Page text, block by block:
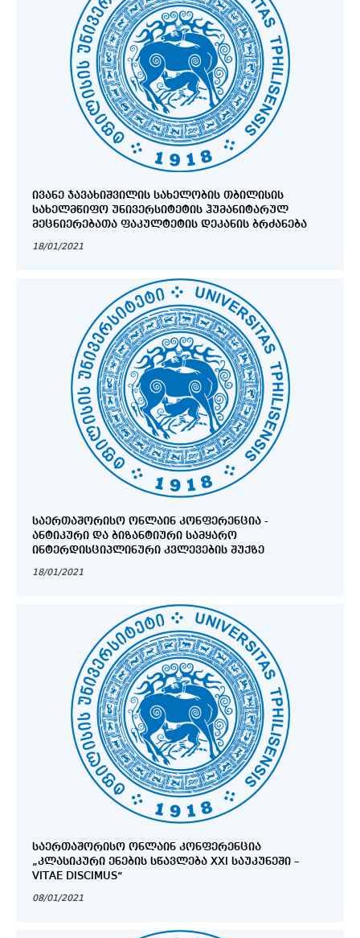
ᲘᲕᲐᲜᲔ ᲯᲐᲕᲐᲮᲘᲨᲕᲘᲚᲘᲡ ᲡᲐᲮᲔᲚᲝᲑᲘᲡ ᲗᲑᲘᲚᲘᲡᲘᲡ
ᲡᲐᲮᲔᲚᲛᲬᲘᲤᲝ ᲣᲜᲘᲕᲔᲠᲡᲘᲢᲔᲢᲘᲡ ᲰᲣᲛᲐᲜᲘᲢᲐᲠᲣᲚ
ᲛᲔᲪᲜᲘᲔᲠᲔᲑᲐᲗᲐ ᲤᲐᲙᲣᲚᲢᲔᲢᲘᲡ ᲓᲔᲙᲐᲜᲘᲡ ᲑᲠᲫᲐᲜᲔᲑᲐ
18/01/2021
ᲡᲐᲔᲠᲗᲐᲨᲝᲠᲘᲡᲝ ᲝᲜᲚᲐᲘᲜ ᲙᲝᲜᲤᲔᲠᲔᲜᲪᲘᲐ -
ᲐᲜᲢᲘᲙᲣᲠᲘ ᲓᲐ ᲑᲘᲖᲐᲜᲢᲘᲣᲠᲘ ᲡᲐᲛᲧᲐᲠᲝ
ᲘᲜᲢᲔᲠᲓᲘᲡᲪᲘᲞᲚᲘᲜᲣᲠᲘ ᲙᲕᲚᲔᲕᲔᲑᲘᲡ ᲨᲣᲥᲖᲔ
18/01/2021
ᲡᲐᲔᲠᲗᲐᲨᲝᲠᲘᲡᲝ ᲝᲜᲚᲐᲘᲜ ᲙᲝᲜᲤᲔᲠᲔᲜᲪᲘᲐ
„ᲙᲚᲐᲡᲘᲙᲣᲠᲘ ᲔᲜᲔᲑᲘᲡ ᲡᲬᲐᲕᲚᲔᲑᲐ XXI ᲡᲐᲣᲙᲣᲜᲔᲨᲘ –
VITAE DISCIMUS“
08/01/2021